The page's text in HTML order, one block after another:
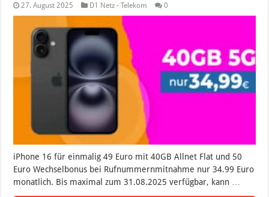
27. August 2025 D1 Netz - Telekom 0
iPhone 16 für einmalig 49 Euro mit 40GB Allnet Flat und 50
Euro Wechselbonus bei Rufnummernmitnahme nur 34.99 Euro
monatlich. Bis maximal zum 31.08.2025 verfügbar, kann …